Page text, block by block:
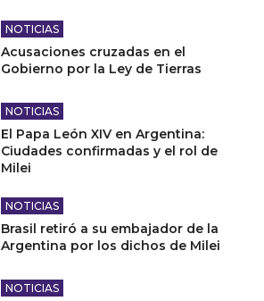
NOTICIAS
Acusaciones cruzadas en el
Gobierno por la Ley de Tierras
NOTICIAS
El Papa León XIV en Argentina:
Ciudades confirmadas y el rol de
Milei
NOTICIAS
Brasil retiró a su embajador de la
Argentina por los dichos de Milei
NOTICIAS